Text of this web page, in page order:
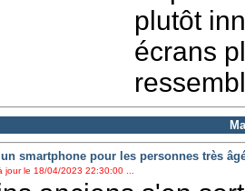
plutôt
écrans
un smartphone pour les personnes très
jour le 18/04/2023 22:30:00 ...